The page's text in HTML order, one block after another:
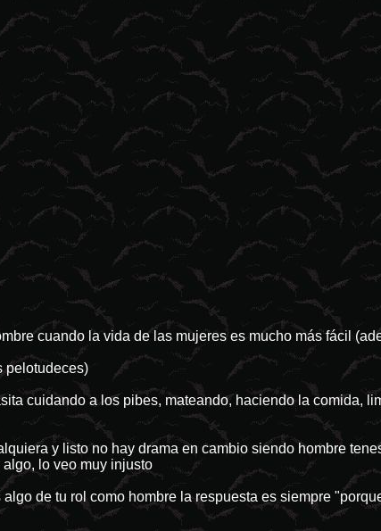
cuando la vida de las mujeres es mucho más fácil
pelotudeces)
cuidando a los pibes, mateando, haciendo la comida,
y listo no hay drama en cambio siendo hombre
lo veo muy injusto
de tu rol como hombre la respuesta es siempre